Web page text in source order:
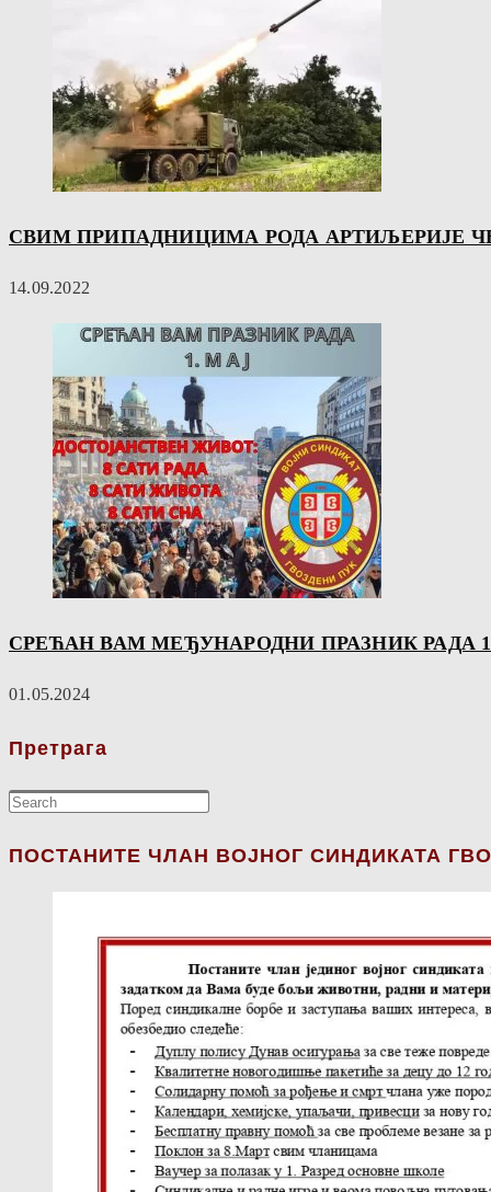
СВИМ ПРИПАДНИЦИМА РОДА АРТИЉЕРИЈЕ
14.09.2022
СРЕЋАН ВАМ МЕЂУНАРОДНИ ПРАЗНИК РАДА
01.05.2024
Претрага
ПОСТАНИТЕ ЧЛАН ВОЈНОГ СИНДИКАТА